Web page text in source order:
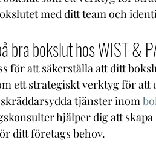
med ditt team och
bra bokslut hos WIST &
för att säkerställa att ditt
ett strategiskt verktyg för att
tjänster inom
hjälper dig att
ditt företags behov.